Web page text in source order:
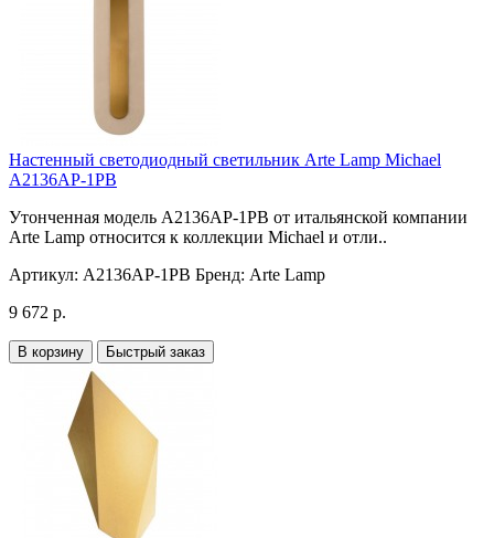
Настенный светодиодный светильник Arte Lamp Michael
A2136AP-1PB
Утонченная модель A2136AP-1PB от итальянской компании
Arte Lamp относится к коллекции Michael и отли..
Артикул: A2136AP-1PB Бренд: Arte Lamp
9 672 р.
В корзину Быстрый заказ